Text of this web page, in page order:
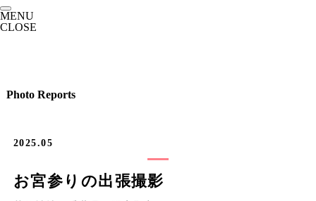
MENU
CLOSE
Photo Reports
2025.05
お宮参りの出張撮影